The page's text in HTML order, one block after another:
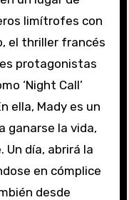
limítrofes con
el thriller francés
protagonistas
‘Night Call’
ella, Mady es un
ganarse la vida,
día, abrirá la
en cómplice
desde